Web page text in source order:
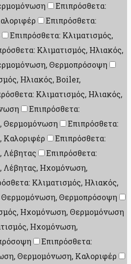
Επιπρόσθετα:
Επιπρόσθετα:
Επιπρόσθετα: Κλιματισμός,
Κλιματισμός, Ηλιακός,
Θερμοπρόσοψη
Ηλιακός, Boiler,
Κλιματισμός, Ηλιακός,
Επιπρόσθετα:
Θερμομόνωση
Επιπρόσθετα:
Καλοριφέρ
Επιπρόσθετα:
Λέβητας
Επιπρόσθετα:
Λέβητας, Ηχομόνωση,
Κλιματισμός, Ηλιακός,
Θερμοπρόσοψη
Ηχομόνωση, Θερμομόνωση
Ηχομόνωση,
Επιπρόσθετα:
Θερμομόνωση, Καλοριφέρ